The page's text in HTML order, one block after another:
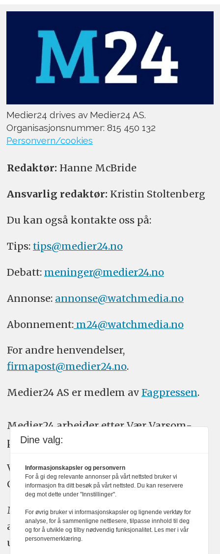
Medier24 drives av Medier24 AS.
Organisasjonsnummer: 815 450 132
Personvern/cookies
Redaktør: Hanne McBride
Ansvarlig redaktør: Kristin Stoltenberg
Du kan også kontakte oss på:
Tips: tips@medier24.no
Debatt: meninger@medier24.no
Annonse: annonse@watchmedia.no
Abonnement:m24@watchmedia.no
For andre henvendelser,
firmapost@medier24.no.
Medier24 AS er medlem av Fagpressen.
Medier24 arbeider etter Vær Varsom-
plakatens regler for god presseskikk.
Vi bruker KI-verktøy som ChatGPT,
Claude, og Gemini i journalistikken vår.
Medier24s redaksjon har alltid det fulle
ansvar for publisert innhold, med eller
uten bruk av kunstig intelligens.
Dine valg:
Informasjonskapsler og personvern
For å gi deg relevante annonser på vårt nettsted bruker vi
informasjon fra ditt besøk på vårt nettsted. Du kan reservere
deg mot dette under "Innstillinger".
For øvrig bruker vi informasjonskapsler og lignende verktøy for
analyse, for å sammenligne nettlesere, tilpasse innhold til deg
og for å utvikle og tilby nødvendig funksjonalitet. Les mer i vår
personvernerklæring.